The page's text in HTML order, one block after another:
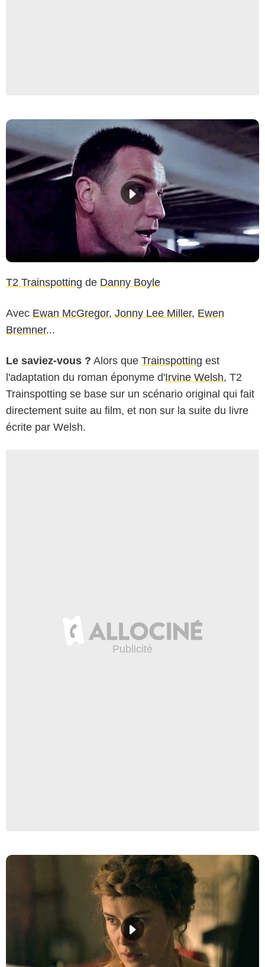
T2 Trainspotting de Danny Boyle
Avec Ewan McGregor, Jonny Lee Miller, Ewen
Bremner...
Le saviez-vous ? Alors que Trainspotting est
l'adaptation du roman éponyme d'Irvine Welsh, T2
Trainspotting se base sur un scénario original qui fait
directement suite au film, et non sur la suite du livre
écrite par Welsh.